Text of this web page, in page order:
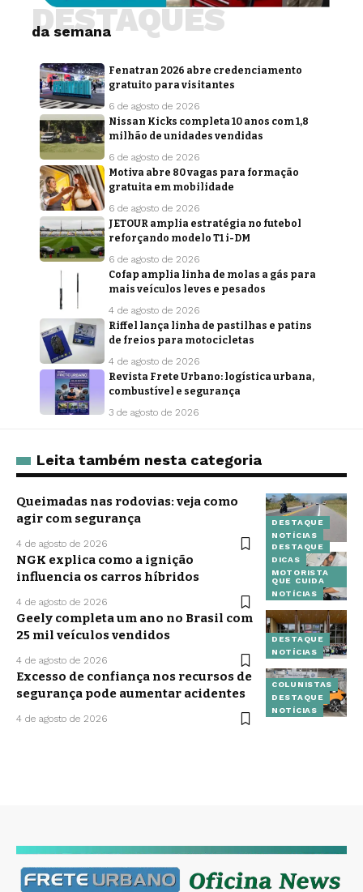
da semana
DESTAQUES
Fenatran 2026 abre credenciamento
gratuito para visitantes
6 de agosto de 2026
Nissan Kicks completa 10 anos com 1,8
milhão de unidades vendidas
6 de agosto de 2026
Motiva abre 80 vagas para formação
gratuita em mobilidade
6 de agosto de 2026
JETOUR amplia estratégia no futebol
reforçando modelo T1 i-DM
6 de agosto de 2026
Cofap amplia linha de molas a gás para
mais veículos leves e pesados
4 de agosto de 2026
Riffel lança linha de pastilhas e patins
de freios para motocicletas
4 de agosto de 2026
Revista Frete Urbano: logística urbana,
combustível e segurança
3 de agosto de 2026
Leita também nesta categoria
DESTAQUE
NOTÍCIAS
Queimadas nas rodovias: veja como
agir com segurança
4 de agosto de 2026
DESTAQUE
DICAS
MOTORISTA
QUE CUIDA
NOTÍCIAS
NGK explica como a ignição
influencia os carros híbridos
4 de agosto de 2026
DESTAQUE
NOTÍCIAS
Geely completa um ano no Brasil com
25 mil veículos vendidos
4 de agosto de 2026
COLUNISTAS
DESTAQUE
NOTÍCIAS
Excesso de confiança nos recursos de
segurança pode aumentar acidentes
4 de agosto de 2026